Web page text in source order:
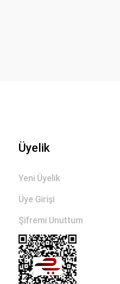
Üyelik
Yeni Üyelik
Üye Girişi
Şifremi Unuttum